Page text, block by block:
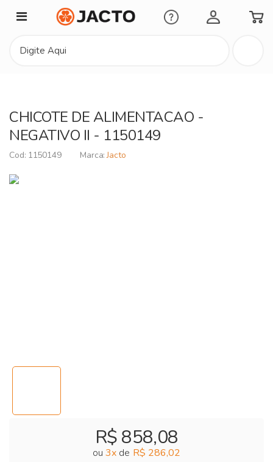
Minha Conta
CHICOTE DE ALIMENTACAO -
NEGATIVO II - 1150149
1150149 Jacto
R$ 858,08
ou 3x de R$ 286,02